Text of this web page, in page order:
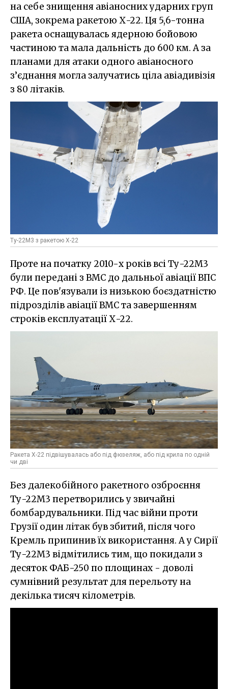
на себе знищення авіаносних ударних груп
США, зокрема ракетою Х-22. Ця 5,6-тонна
ракета оснащувалась ядерною бойовою
частиною та мала дальність до 600 км. А за
планами для атаки одного авіаносного
з’єднання могла залучатись ціла авіадивізія
з 80 літаків.
Ту-22М3 з ракетою Х-22
Проте на початку 2010-х років всі Ту-22М3
були передані з ВМС до дальньої авіації ВПС
РФ. Це пов'язували із низькою боєздатністю
підрозділів авіації ВМС та завершенням
строків експлуатації Х-22.
Ракета Х-22 підвішувалась або під фюзеляж, або під крила по одній
чи дві
Без далекобійного ракетного озброєння
Ту-22М3 перетворились у звичайні
бомбардувальники. Під час війни проти
Грузії один літак був збитий, після чого
Кремль припинив їх використання. А у Сирії
Ту-22М3 відмітились тим, що покидали з
десяток ФАБ-250 по площинах - доволі
сумнівний результат для перельоту на
декілька тисяч кілометрів.